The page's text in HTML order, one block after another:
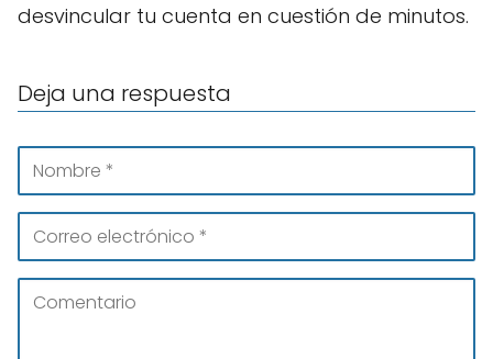
desvincular tu cuenta en cuestión de minutos.
Deja una respuesta